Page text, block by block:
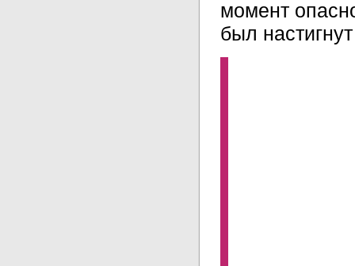
момент
был